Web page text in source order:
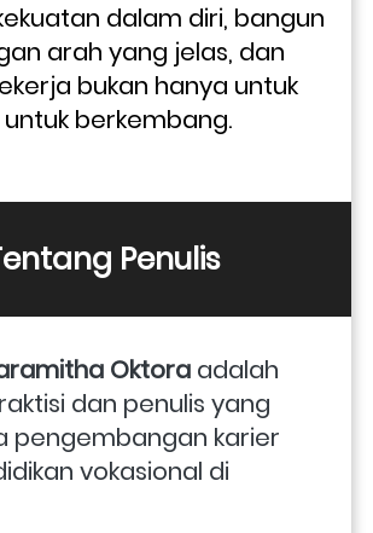
dalam diri, bangun
arah yang jelas, dan
bukan hanya untuk
berkembang.
Penulis
Oktora adalah
dan penulis yang
pengembangan karier
vokasional di